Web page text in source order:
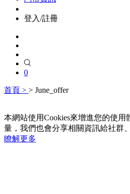
登入/註冊
0
首頁 > > June_offer
本網站使用Cookies來增進您的使
量，我們也會分享相關資訊給社群
瞭解更多